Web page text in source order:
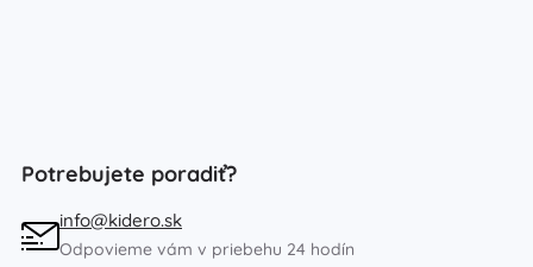
Potrebujete poradiť?
info@kidero.sk
Odpovieme vám v priebehu 24 hodín